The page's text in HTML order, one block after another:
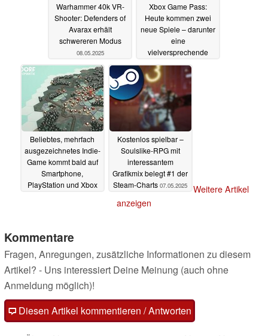
Warhammer 40k VR-
Shooter: Defenders of
Avarax erhält
schwereren Modus
08.05.2025
Xbox Game Pass:
Heute kommen zwei
neue Spiele – darunter
eine
vielversprechende
Neuveröffentlichung
08.05.2025
Beliebtes, mehrfach
ausgezeichnetes Indie-
Game kommt bald auf
Smartphone,
PlayStation und Xbox
Kostenlos spielbar –
Soulslike-RPG mit
interessantem
Grafikmix belegt #1 der
Steam-Charts 07.05.2025
Weitere Artikel
anzeigen
Kommentare
Fragen, Anregungen, zusätzliche Informationen zu diesem
Artikel? - Uns interessiert Deine Meinung (auch ohne
Anmeldung möglich)!
Diesen Artikel kommentieren / Antworten